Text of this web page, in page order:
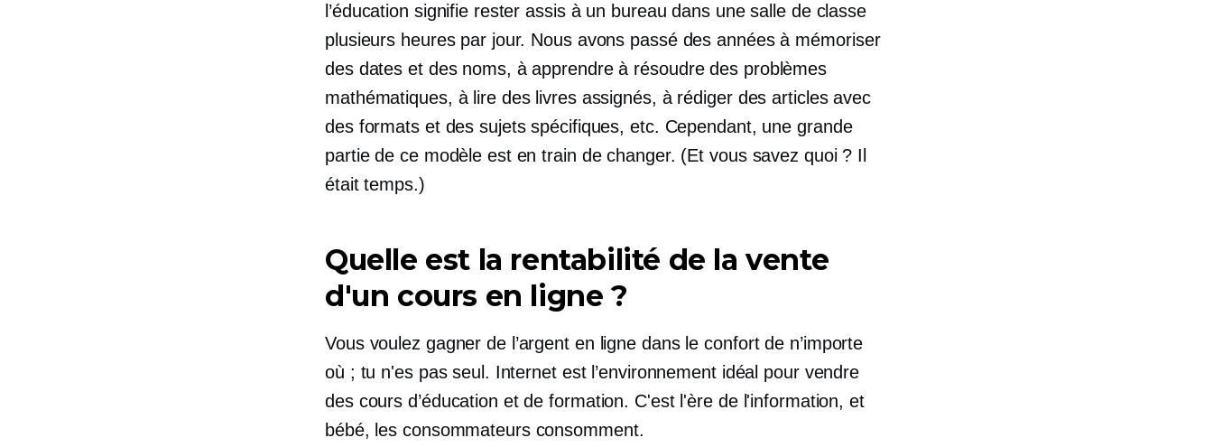
l’éducation signifie rester assis à un bureau dans une salle de classe
plusieurs heures par jour. Nous avons passé des années à mémoriser
des dates et des noms, à apprendre à résoudre des problèmes
mathématiques, à lire des livres assignés, à rédiger des articles avec
des formats et des sujets spécifiques, etc. Cependant, une grande
partie de ce modèle est en train de changer. (Et vous savez quoi ? Il
était temps.)
Quelle est la rentabilité de la vente
d'un cours en ligne ?
Vous voulez gagner de l’argent en ligne dans le confort de n’importe
où ; tu n'es pas seul. Internet est l’environnement idéal pour vendre
des cours d’éducation et de formation. C'est l'ère de l'information, et
bébé, les consommateurs consomment.